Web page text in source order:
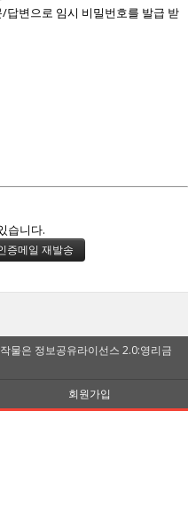
답변으로 임시 비밀번호를 발급 받
습니다.
물은 정보공유라이선스 2.0:영리금
회원가입